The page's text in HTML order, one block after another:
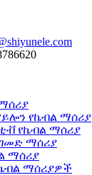
የኬብል ማሰሪያ
የኬብል ማሰሪያ
ገመድ ማሰሪያ
ማሰሪያ
ማሰሪያዎች